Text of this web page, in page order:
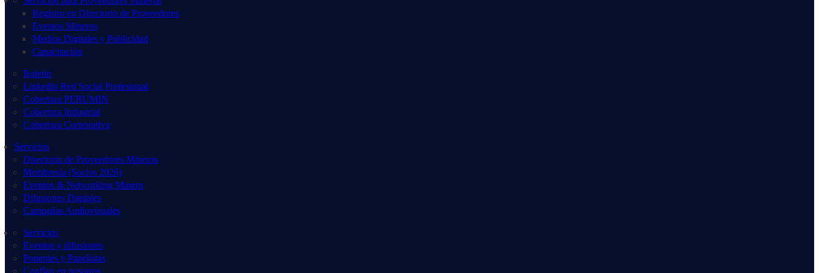
Registro en Directorio de Proveedores
Eventos Mineros
Medios Digitales y Publicidad
Capacitación
Boletin
Linkedin Red Social Profesional
Cobertura PERUMIN
Cobertura Industrial
Cobertura Corporativa
Servicios
Directorio de Proveedores Mineros
Membresía (Socios 2026)
Eventos & Networking Minero
Difusiones Digitales
Campañas Audiovisuales
Servicios
Eventos y difusiones
Ponentes y Panelistas
Confían en nosotros